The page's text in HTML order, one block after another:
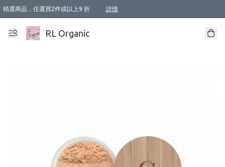
精選商品，任選買2件或以上9 折 詳情
XI周年優惠【新品自由選2件88折/3件85折】
XI周年優惠【Chakra 脈輪平衡自由選2件9折/3件85折/5件8折】
Florame 肌底自由選 2支9折 3支85折
XI周年優惠【蟲蟲退散 · 防衛結界﹞系列2件9折】
Sunki 任選2件95折
BIOFFICINA TOSCANA 任選2支9折 3支85折
Lamav 任選1件9折 2件85折
Mukti Organics 指定產品任選1件9折, 2件88折 3件85折
Intelligent Nutrients Skincare 任選2件9折
deodorant 任選2件88折
化妝品 任選2件95折
XI周年優惠【身心靈單品 任選2件9折/3件85折/5件8折】
XI周年優惠 【精油/香水 任選2件9折/3件85折/5件8折】
XI周年優惠【「關節到肌膚」全效養護 BODY OIL 組2件88折/3件85折】
XI周年優惠【夏日有機物理防曬套裝2件88折】
XI周年優惠【夏日潔面隨意選2件88折/3件85折】
XI周年優惠【逆齡奇蹟抗氧 11 自由選2件88折/3件85折/4件或以上8折】
新會員首次購物即享全單 95 折優惠！
成為VIP / VVIP 可享有生日月現金扣減獎賞優惠 !! 記得去賬户資料填上生日日期啦 !
選用順豐速運，滿$500 免運費
本地速遞 京東 送住宅/ 工商地址 $400 免運費
澳門訂單選用順豐速運，滿$800 免運費
RL Organic